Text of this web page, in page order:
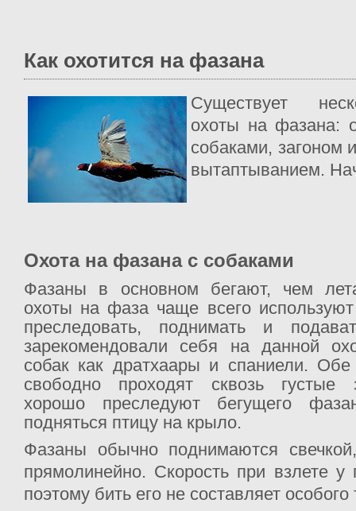
Как охотится на фазана
Существует
охоты на фазана:
собаками, загоном
вытаптыванием.
Охота на фазана с собаками
Фазаны в основном бегают, чем
охоты на фаза чаще всего
преследовать, поднимать и
зарекомендовали себя на данной
собак как дратхаары и спаниели.
свободно проходят сквозь густые
хорошо преследуют бегущего
подняться птицу на крыло.
Фазаны обычно поднимаются
прямолинейно. Скорость при взлете
поэтому бить его не составляет особого